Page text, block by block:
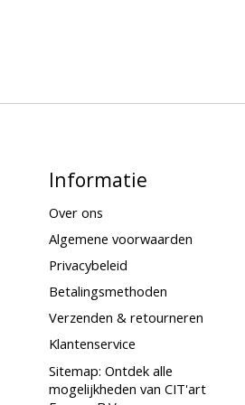
Informatie
Over ons
Algemene voorwaarden
Privacybeleid
Betalingsmethoden
Verzenden & retourneren
Klantenservice
Sitemap: Ontdek alle
mogelijkheden van CIT'art